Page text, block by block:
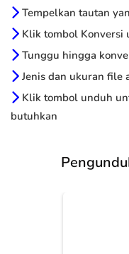
Tempelkan tautan
Klik tombol Konversi
Tunggu hingga
Jenis dan ukuran file
Klik tombol unduh
butuhkan